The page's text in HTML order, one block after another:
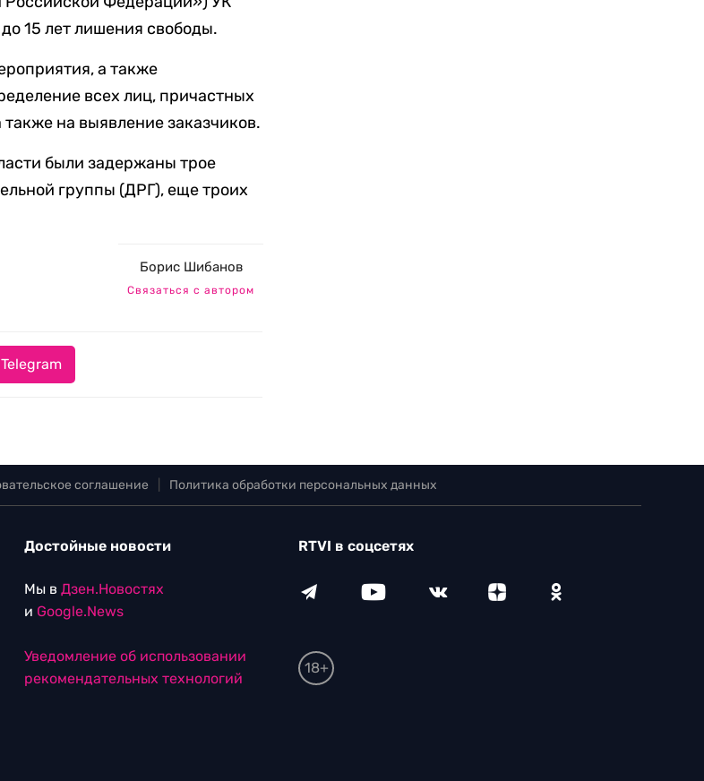
15 лет лишения свободы.
а также
всех лиц, причастных
на выявление заказчиков.
были задержаны трое
группы (ДРГ), еще троих
Борис Шибанов
Связаться с автором
соглашение Политика обработки персональных данных
Достойные новости
Мы в Дзен.Новостях
и Google.News
Уведомление об использовании
рекомендательных технологий
RTVI в соцсетях
18+